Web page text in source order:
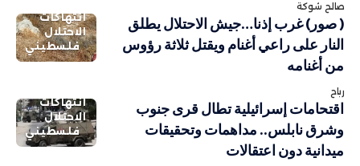
صالح شوكة
انتهاكات
الاحتلال
فلسطيني
( صور) غرب إذنا…جيش الاحتلال يطلق
النار على راعي أغنام ويقتل ثلاثة رؤوس
من أغنامه
رباح
انتهاكات
الاحتلال
فلسطيني
اقتحامات إسرائيلية تطال قرى جنوب
وشرق نابلس.. مداهمات وتحقيقات
ميدانية دون اعتقالات